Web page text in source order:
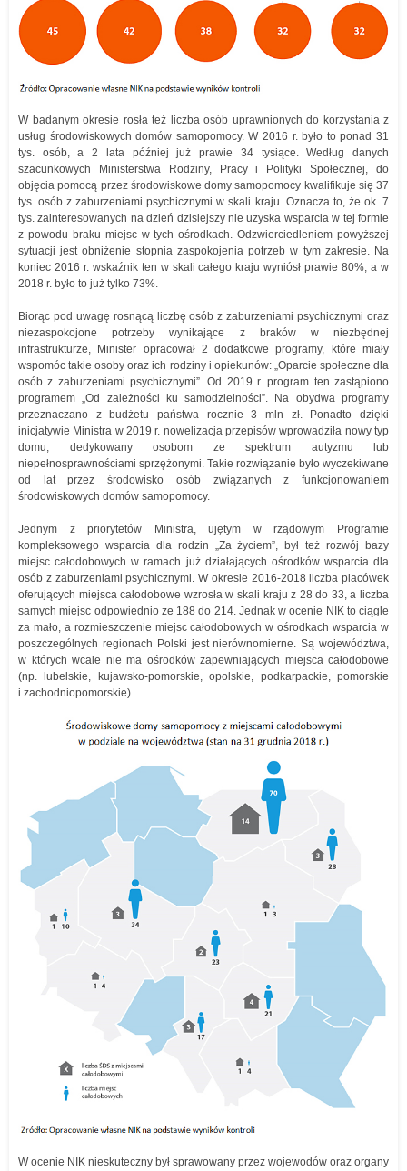
W badanym okresie rosła też liczba osób uprawnionych do korzystania z
usług środowiskowych domów samopomocy. W 2016 r. było to ponad 31
tys. osób, a 2 lata później już prawie 34 tysiące. Według danych
szacunkowych Ministerstwa Rodziny, Pracy i Polityki Społecznej, do
objęcia pomocą przez środowiskowe domy samopomocy kwalifikuje się 37
tys. osób z zaburzeniami psychicznymi w skali kraju. Oznacza to, że ok. 7
tys. zainteresowanych na dzień dzisiejszy nie uzyska wsparcia w tej formie
z powodu braku miejsc w tych ośrodkach. Odzwierciedleniem powyższej
sytuacji jest obniżenie stopnia zaspokojenia potrzeb w tym zakresie. Na
koniec 2016 r. wskaźnik ten w skali całego kraju wyniósł prawie 80%, a w
2018 r. było to już tylko 73%.
Biorąc pod uwagę rosnącą liczbę osób z zaburzeniami psychicznymi oraz
niezaspokojone potrzeby wynikające z braków w niezbędnej
infrastrukturze, Minister opracował 2 dodatkowe programy, które miały
wspomóc takie osoby oraz ich rodziny i opiekunów: „Oparcie społeczne dla
osób z zaburzeniami psychicznymi”. Od 2019 r. program ten zastąpiono
programem „Od zależności ku samodzielności”. Na obydwa programy
przeznaczano z budżetu państwa rocznie 3 mln zł. Ponadto dzięki
inicjatywie Ministra w 2019 r. nowelizacja przepisów wprowadziła nowy typ
domu, dedykowany osobom ze spektrum autyzmu lub
niepełnosprawnościami sprzężonymi. Takie rozwiązanie było wyczekiwane
od lat przez środowisko osób związanych z funkcjonowaniem
środowiskowych domów samopomocy.
Jednym z priorytetów Ministra, ujętym w rządowym Programie
kompleksowego wsparcia dla rodzin „Za życiem”, był też rozwój bazy
miejsc całodobowych w ramach już działających ośrodków wsparcia dla
osób z zaburzeniami psychicznymi. W okresie 2016-2018 liczba placówek
oferujących miejsca całodobowe wzrosła w skali kraju z 28 do 33, a liczba
samych miejsc odpowiednio ze 188 do 214. Jednak w ocenie NIK to ciągle
za mało, a rozmieszczenie miejsc całodobowych w ośrodkach wsparcia w
poszczególnych regionach Polski jest nierównomierne. Są województwa,
w których wcale nie ma ośrodków zapewniających miejsca całodobowe
(np. lubelskie, kujawsko-pomorskie, opolskie, podkarpackie, pomorskie
i zachodniopomorskie).
W ocenie NIK nieskuteczny był sprawowany przez wojewodów oraz organy